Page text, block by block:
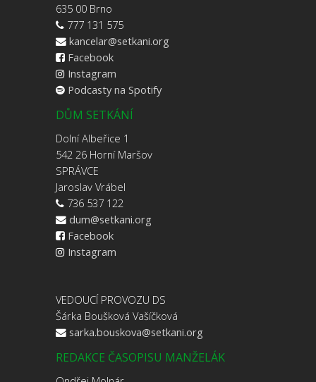
635 00 Brno
777 131 575
kancelar@setkani.org
Facebook
Instagram
Podcasty na Spotify
DŮM SETKÁNÍ
Dolní Albeřice 1
542 26 Horní Maršov
SPRÁVCE
Jaroslav Vrábel
736 537 122
dum@setkani.org
Facebook
Instagram
VEDOUCÍ PROVOZU DS
Šárka Boušková Vašíčková
sarka.bouskova@setkani.org
REDAKCE ČASOPISU MANŽELÁK